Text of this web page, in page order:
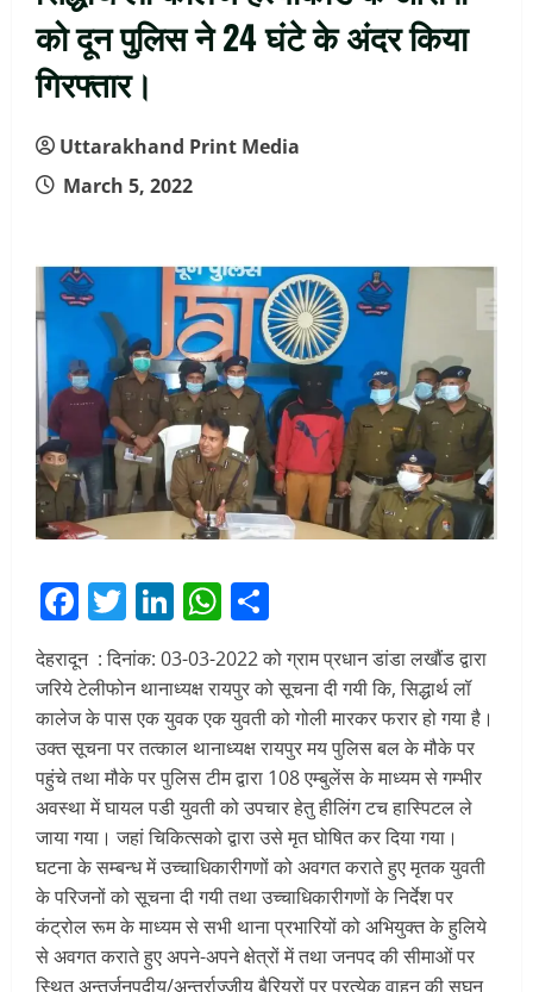
को दून पुलिस ने 24 घंटे के अंदर किया
गिरफ्तार।
Uttarakhand Print Media
March 5, 2022
Facebook
Twitter
LinkedIn
WhatsApp
देहरादून : दिनांक: 03-03-2022 को ग्राम प्रधान डांडा लखौंड द्वारा
जरिये टेलीफोन थानाध्यक्ष रायपुर को सूचना दी गयी कि, सिद्धार्थ लॉ
कालेज के पास एक युवक एक युवती को गोली मारकर फरार हो गया है।
उक्त सूचना पर तत्काल थानाध्यक्ष रायपुर मय पुलिस बल के मौके पर
पहुंचे तथा मौके पर पुलिस टीम द्वारा 108 एम्बुलेंस के माध्यम से गम्भीर
अवस्था में घायल पडी युवती को उपचार हेतु हीलिंग टच हास्पिटल ले
जाया गया। जहां चिकित्सको द्वारा उसे मृत घोषित कर दिया गया।
घटना के सम्बन्ध में उच्चाधिकारीगणों को अवगत कराते हुए मृतक युवती
के परिजनों को सूचना दी गयी तथा उच्चाधिकारीगणों के निर्देश पर
कंट्रोल रूम के माध्यम से सभी थाना प्रभारियों को अभियुक्त के हुलिये
से अवगत कराते हुए अपने-अपने क्षेत्रों में तथा जनपद की सीमाओं पर
स्थित अन्तर्जनपदीय/अन्तर्राज्जीय बैरियरों पर प्रत्येक वाहन की सघन